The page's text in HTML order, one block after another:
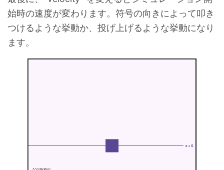
始時の速度が変わります。符号の向きによって叩き
つけるような挙動か、投げ上げるような挙動になり
ます。